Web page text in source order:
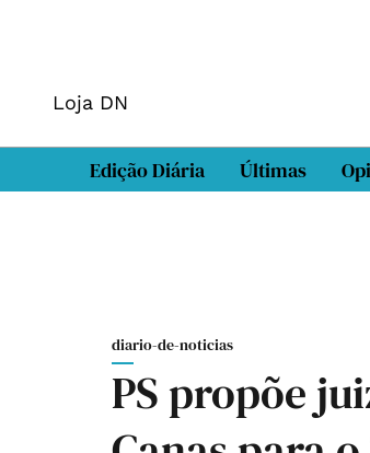
Loja DN
Edição Diária Últimas
diario-de-noticias
PS propõe